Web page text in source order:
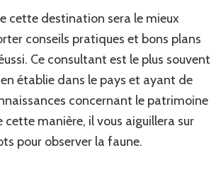
cette destination sera le mieux
conseils pratiques et bons plans
Ce consultant est le plus souvent
établie dans le pays et ayant de
concernant le patrimoine
cette manière, il vous aiguillera sur
pour observer la faune.